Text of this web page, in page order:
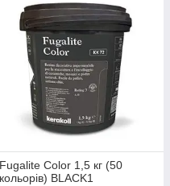
Fugalite Color 1,5 кг (50
кольорів) BLACK1